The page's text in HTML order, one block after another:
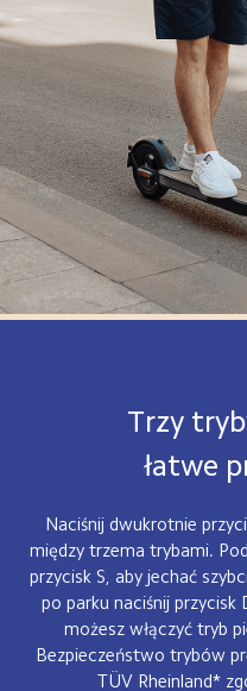
Trzy
łatwe
Naciśnij dwukrotnie
między trzema trybami.
przycisk S, aby jechać
po parku naciśnij przycisk
możesz włączyć tryb
Bezpieczeństwo trybów
TÜV Rheinland*